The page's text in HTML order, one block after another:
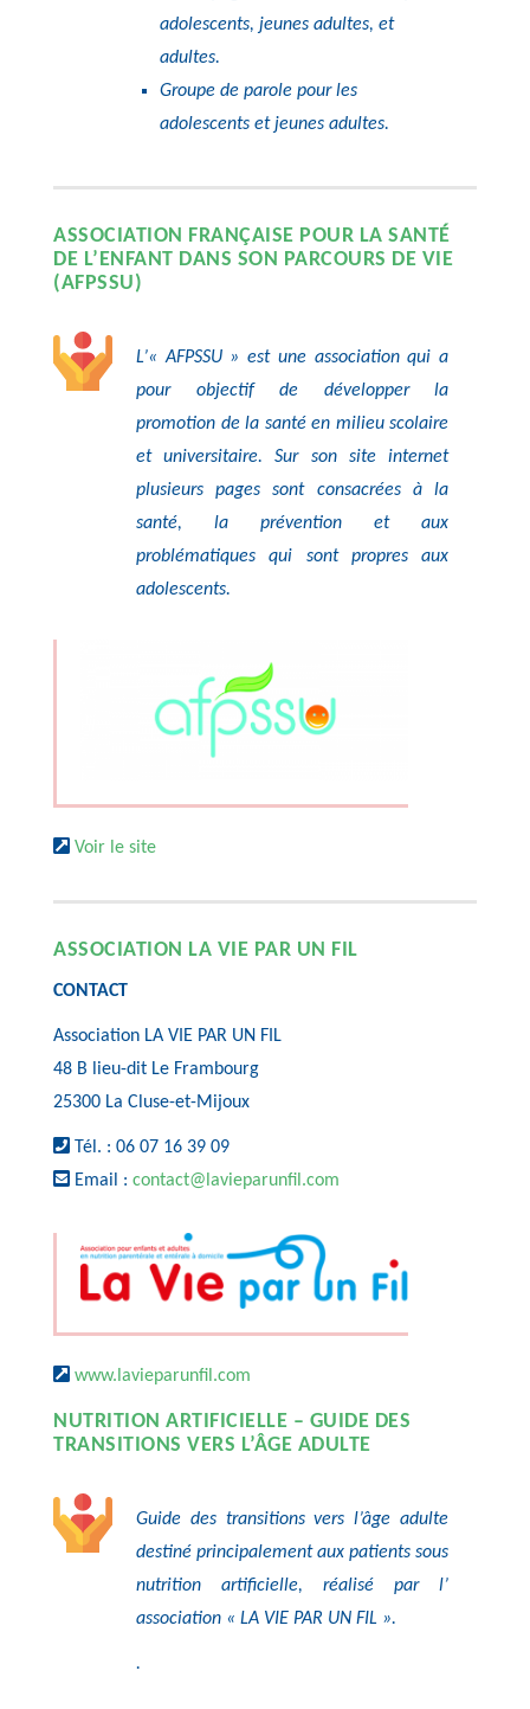
adolescents, jeunes adultes, et
adultes.
Groupe de parole pour les
adolescents et jeunes adultes.
ASSOCIATION FRANÇAISE POUR LA SANTÉ
DE L’ENFANT DANS SON PARCOURS DE VIE
(AFPSSU)
L’« AFPSSU » est une association qui a
pour objectif de développer la
promotion de la santé en milieu scolaire
et universitaire. Sur son site internet
plusieurs pages sont consacrées à la
santé, la prévention et aux
problématiques qui sont propres aux
adolescents.
Voir le site
ASSOCIATION LA VIE PAR UN FIL
CONTACT
Association LA VIE PAR UN FIL
48 B lieu-dit Le Frambourg
25300 La Cluse-et-Mijoux
Tél. : 06 07 16 39 09
Email : contact@lavieparunfil.com
www.lavieparunfil.com
NUTRITION ARTIFICIELLE – GUIDE DES
TRANSITIONS VERS L’ÂGE ADULTE
Guide des transitions vers l’âge adulte
destiné principalement aux patients sous
nutrition artificielle, réalisé par l’
association « LA VIE PAR UN FIL ».
.